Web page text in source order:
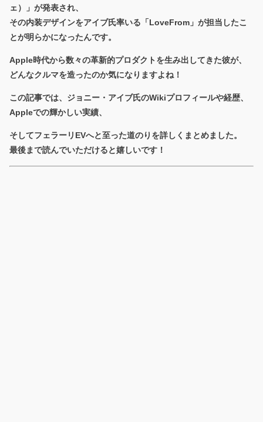
ェ）」が発表され、
その内装デザインをアイブ氏率いる「LoveFrom」が担当したこ
とが明らかになったんです。
Apple時代から数々の革新的プロダクトを生み出してきた彼が、
どんなクルマを造ったのか気になりますよね！
この記事では、ジョニー・アイブ氏のWikiプロフィールや経歴、
Appleでの輝かしい実績、
そしてフェラーリEVへと至った道のりを詳しくまとめました。
最後まで読んでいただけると嬉しいです！